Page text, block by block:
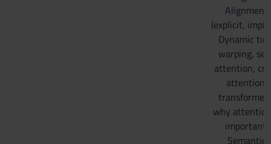
Alignment
(explicit,
Dynamic
warping,
attention,
attention,
why
important,
Semantic